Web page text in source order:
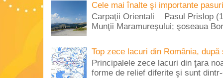
Cele mai înalte şi importante
Carpaţii Orientali Pasul Prislop
Munţii Maramureşului; şoseaua
Top zece lacuri din România, după
Principalele zece lacuri din ţara
forme de relief diferite şi sunt